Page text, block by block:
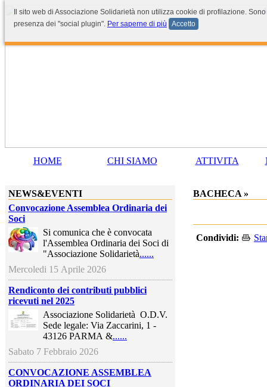
HOME CHI SIAMO ATTIVITA
NEWS&EVENTI
Convocazione Assemblea Ordinaria dei
Soci
Si comunica che è convocata
l'Assemblea Ordinaria dei Soci di
"Associazione Solidarietà......
Mercoledi 15 Aprile 2026
Rendiconto dei contributi pubblici
ricevuti nel 2025
Associazione Solidarietà O.D.V.
Sede legale: Via Zaccarini, 1 -
43126 PARMA &......
Sabato 7 Febbraio 2026
CONVOCAZIONE ASSEMBLEA
ORDINARIA DEI SOCI
BACHECA »
Condividi:
Il sito web di Associazione Solidarietà non utilizza cookie di profilazione.
presenza dei "social plugin". Per saperne di più Accetto